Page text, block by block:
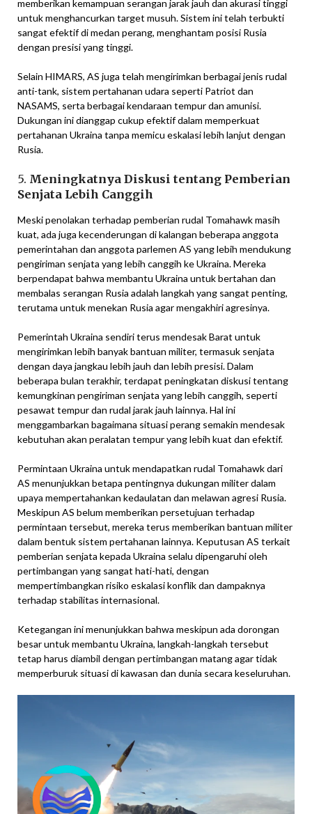
memberikan kemampuan serangan jarak jauh dan akurasi tinggi
untuk menghancurkan target musuh. Sistem ini telah terbukti
sangat efektif di medan perang, menghantam posisi Rusia
dengan presisi yang tinggi.
Selain HIMARS, AS juga telah mengirimkan berbagai jenis rudal
anti-tank, sistem pertahanan udara seperti Patriot dan
NASAMS, serta berbagai kendaraan tempur dan amunisi.
Dukungan ini dianggap cukup efektif dalam memperkuat
pertahanan Ukraina tanpa memicu eskalasi lebih lanjut dengan
Rusia.
5. Meningkatnya Diskusi tentang Pemberian
Senjata Lebih Canggih
Meski penolakan terhadap pemberian rudal Tomahawk masih
kuat, ada juga kecenderungan di kalangan beberapa anggota
pemerintahan dan anggota parlemen AS yang lebih mendukung
pengiriman senjata yang lebih canggih ke Ukraina. Mereka
berpendapat bahwa membantu Ukraina untuk bertahan dan
membalas serangan Rusia adalah langkah yang sangat penting,
terutama untuk menekan Rusia agar mengakhiri agresinya.
Pemerintah Ukraina sendiri terus mendesak Barat untuk
mengirimkan lebih banyak bantuan militer, termasuk senjata
dengan daya jangkau lebih jauh dan lebih presisi. Dalam
beberapa bulan terakhir, terdapat peningkatan diskusi tentang
kemungkinan pengiriman senjata yang lebih canggih, seperti
pesawat tempur dan rudal jarak jauh lainnya. Hal ini
menggambarkan bagaimana situasi perang semakin mendesak
kebutuhan akan peralatan tempur yang lebih kuat dan efektif.
Permintaan Ukraina untuk mendapatkan rudal Tomahawk dari
AS menunjukkan betapa pentingnya dukungan militer dalam
upaya mempertahankan kedaulatan dan melawan agresi Rusia.
Meskipun AS belum memberikan persetujuan terhadap
permintaan tersebut, mereka terus memberikan bantuan militer
dalam bentuk sistem pertahanan lainnya. Keputusan AS terkait
pemberian senjata kepada Ukraina selalu dipengaruhi oleh
pertimbangan yang sangat hati-hati, dengan
mempertimbangkan risiko eskalasi konflik dan dampaknya
terhadap stabilitas internasional.
Ketegangan ini menunjukkan bahwa meskipun ada dorongan
besar untuk membantu Ukraina, langkah-langkah tersebut
tetap harus diambil dengan pertimbangan matang agar tidak
memperburuk situasi di kawasan dan dunia secara keseluruhan.